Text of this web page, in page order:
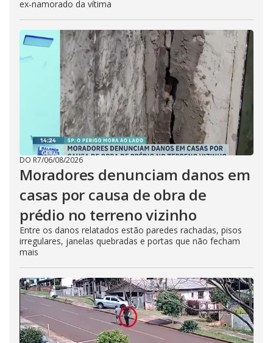
ex-namorado da vítima
DO R7/06/08/2026
Moradores denunciam danos em
casas por causa de obra de
prédio no terreno vizinho
Entre os danos relatados estão paredes rachadas, pisos
irregulares, janelas quebradas e portas que não fecham
mais